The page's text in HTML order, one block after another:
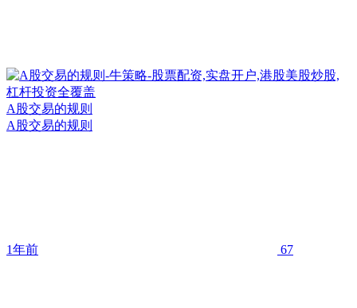
A股交易的规则
A股交易的规则
1年前 67